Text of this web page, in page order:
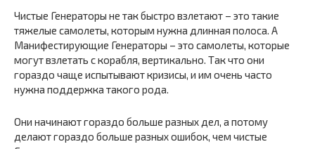
Чистые Генераторы не так быстро взлетают – это такие
тяжелые самолеты, которым нужна длинная полоса. А
Манифестирующие Генераторы – это самолеты, которые
могут взлетать с корабля, вертикально. Так что они
гораздо чаще испытывают кризисы, и им очень часто
нужна поддержка такого рода.
Они начинают гораздо больше разных дел, а потому
делают гораздо больше разных ошибок, чем чистые